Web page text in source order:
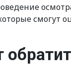
смогут